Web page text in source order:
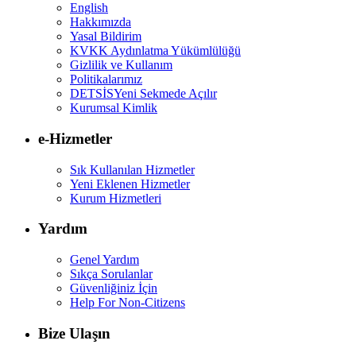
English
Hakkımızda
Yasal Bildirim
KVKK Aydınlatma Yükümlülüğü
Gizlilik ve Kullanım
Politikalarımız
DETSİSYeni Sekmede Açılır
Kurumsal Kimlik
e-Hizmetler
Sık Kullanılan Hizmetler
Yeni Eklenen Hizmetler
Kurum Hizmetleri
Yardım
Genel Yardım
Sıkça Sorulanlar
Güvenliğiniz İçin
Help For Non-Citizens
Bize Ulaşın